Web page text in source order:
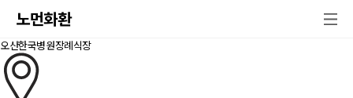
노먼화환
오산한국병원장례식장